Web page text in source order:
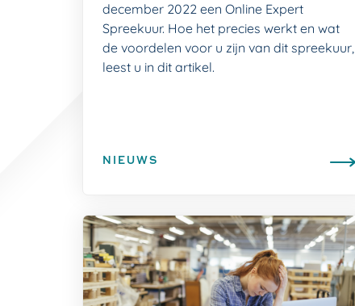
december 2022 een Online Expert
Spreekuur. Hoe het precies werkt en wat
de voordelen voor u zijn van dit spreekuur,
leest u in dit artikel.
NIEUWS